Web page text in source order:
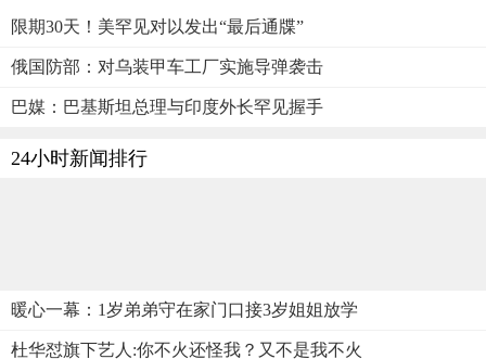
限期30天！美罕见对以发出“最后通牒”
俄国防部：对乌装甲车工厂实施导弹袭击
巴媒：巴基斯坦总理与印度外长罕见握手
24小时新闻排行
暖心一幕：1岁弟弟守在家门口接3岁姐姐放学
杜华怼旗下艺人:你不火还怪我？又不是我不火